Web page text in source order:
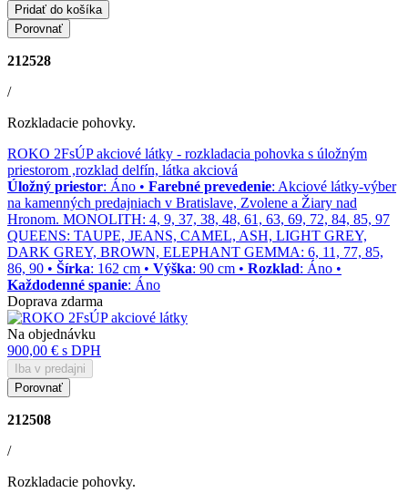
Pridať do košíka
Porovnať
212528
/
Rozkladacie pohovky.
ROKO 2FsÚP akciové látky - rozkladacia pohovka s úložným
priestorom ,rozklad delfín, látka akciová
Úložný priestor: Áno • Farebné prevedenie: Akciové látky-výber
na kamenných predajniach v Bratislave, Zvolene a Žiary nad
Hronom. MONOLITH: 4, 9, 37, 38, 48, 61, 63, 69, 72, 84, 85, 97
QUEENS: TAUPE, JEANS, CAMEL, ASH, LIGHT GREY,
DARK GREY, BROWN, ELEPHANT GEMMA: 6, 11, 77, 85,
86, 90 • Šírka: 162 cm • Výška: 90 cm • Rozklad: Áno •
Každodenné spanie: Áno
Doprava zdarma
Na objednávku
900,00 € s DPH
Iba v predajni
Porovnať
212508
/
Rozkladacie pohovky.